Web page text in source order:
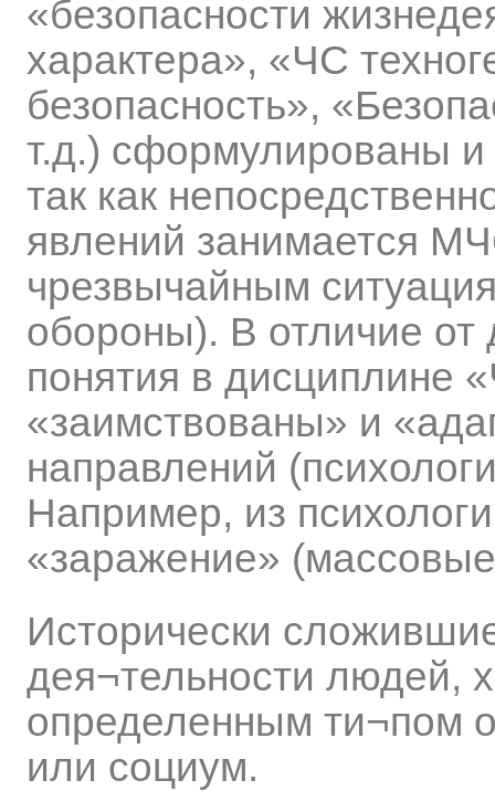
«безопасности
характера», «ЧС
безопасность»,
т.д.) сформулированы и
так как
явлений занимается
чрезвычайным
обороны). В отличие
понятия в дисциплине
«заимствованы» и
направлений
Например, из
«заражение»
Исторически
дея¬тельности людей,
определенным ти¬пом
или социум.